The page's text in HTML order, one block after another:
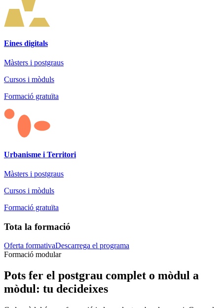
Eines digitals
Màsters i postgraus
Cursos i mòduls
Formació gratuïta
Urbanisme i Territori
Màsters i postgraus
Cursos i mòduls
Formació gratuïta
Tota la formació
Oferta formativaDescarrega el programa
Formació modular
Pots fer el postgrau complet o mòdul a
mòdul: tu decideixes